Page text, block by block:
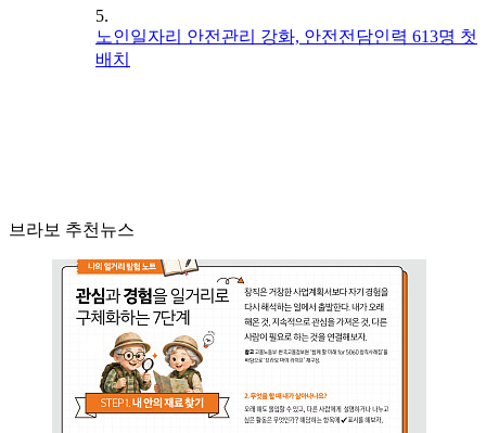
5.
노인일자리 안전관리 강화, 안전전담인력 613명 첫
배치
브라보 추천뉴스